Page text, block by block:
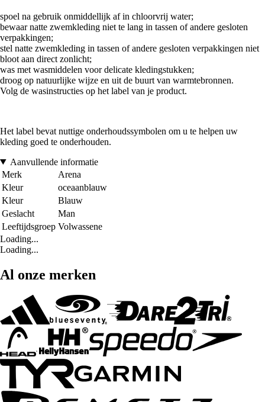
spoel na gebruik onmiddellijk af in chloorvrij water;
bewaar natte zwemkleding niet te lang in tassen of andere gesloten
verpakkingen;
stel natte zwemkleding in tassen of andere gesloten verpakkingen niet
bloot aan direct zonlicht;
was met wasmiddelen voor delicate kledingstukken;
droog op natuurlijke wijze en uit de buurt van warmtebronnen.
Volg de wasinstructies op het label van je product.
Het label bevat nuttige onderhoudssymbolen om u te helpen uw
kleding goed te onderhouden.
Aanvullende informatie
Merk
Arena
Kleur
oceaanblauw
Kleur
Blauw
Geslacht
Man
Leeftijdsgroep Volwassene
Loading...
Loading...
Al onze merken